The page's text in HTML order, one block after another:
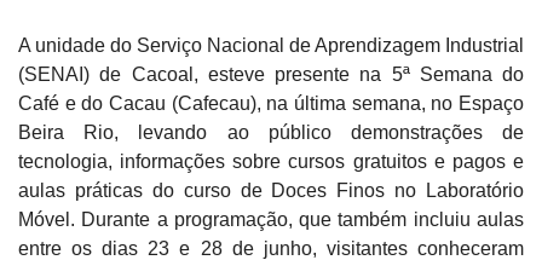
A unidade do Serviço Nacional de Aprendizagem Industrial
(SENAI) de Cacoal, esteve presente na 5ª Semana do
Café e do Cacau (Cafecau), na última semana, no Espaço
Beira Rio, levando ao público demonstrações de
tecnologia, informações sobre cursos gratuitos e pagos e
aulas práticas do curso de Doces Finos no Laboratório
Móvel. Durante a programação, que também incluiu aulas
entre os dias 23 e 28 de junho, visitantes conheceram